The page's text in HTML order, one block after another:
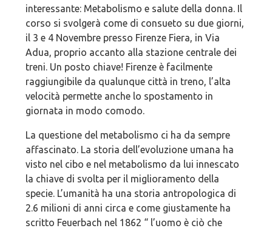
interessante: Metabolismo e salute della donna. Il
corso si svolgerà come di consueto su due giorni,
il 3 e 4 Novembre presso Firenze Fiera, in Via
Adua, proprio accanto alla stazione centrale dei
treni. Un posto chiave! Firenze è facilmente
raggiungibile da qualunque città in treno, l’alta
velocità permette anche lo spostamento in
giornata in modo comodo.
La questione del metabolismo ci ha da sempre
affascinato. La storia dell’evoluzione umana ha
visto nel cibo e nel metabolismo da lui innescato
la chiave di svolta per il miglioramento della
specie. L’umanità ha una storia antropologica di
2.6 milioni di anni circa e come giustamente ha
scritto Feuerbach nel 1862 “ l’uomo è ciò che